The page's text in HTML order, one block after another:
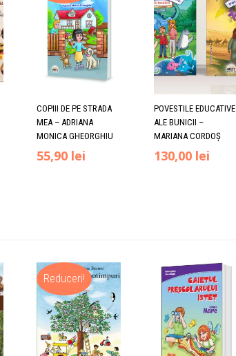
COPIII DE PE STRADA
MEA – ADRIANA
MONICA GHEORGHIU
Prețul
55,90 lei
POVESTILE EDUCATIVE
ALE BUNICII –
MARIANA CORDOȘ
130,00 lei
Reduceri!